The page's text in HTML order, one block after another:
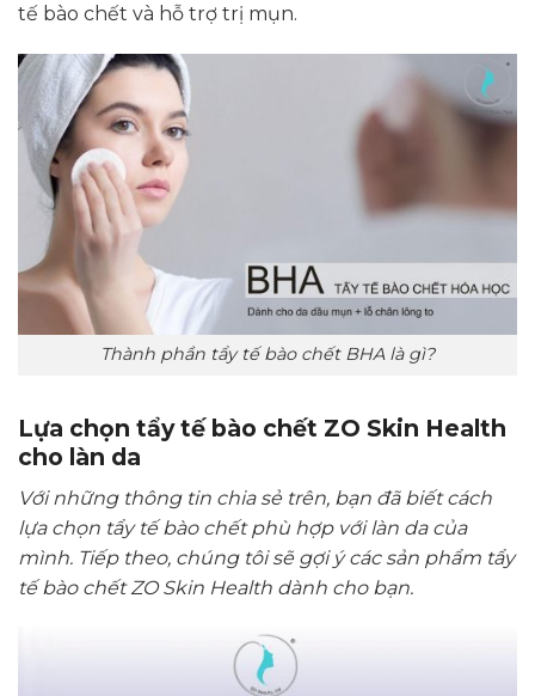
tế bào chết và hỗ trợ trị mụn.
Thành phần tẩy tế bào chết BHA là gì?
Lựa chọn tẩy tế bào chết ZO Skin Health
cho làn da
Với những thông tin chia sẻ trên, bạn đã biết cách
lựa chọn tẩy tế bào chết phù hợp với làn da của
mình. Tiếp theo, chúng tôi sẽ gợi ý các sản phẩm tẩy
tế bào chết ZO Skin Health dành cho bạn.